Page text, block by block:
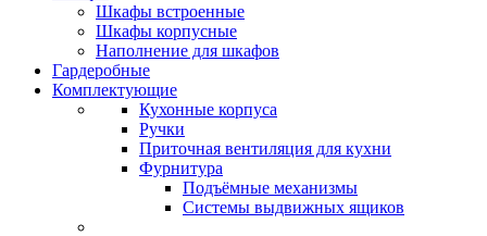
Шкафы встроенные
Шкафы корпусные
Наполнение для шкафов
Гардеробные
Комплектующие
Кухонные корпуса
Ручки
Приточная вентиляция для кухни
Фурнитура
Подъёмные механизмы
Системы выдвижных ящиков